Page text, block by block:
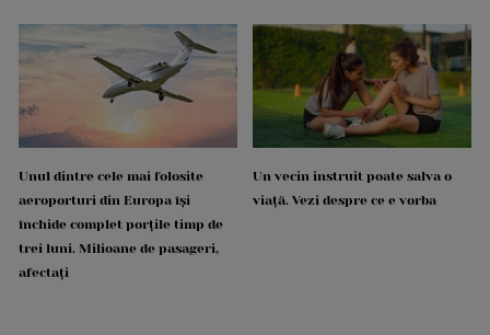
Unul dintre cele mai folosite
aeroporturi din Europa își
închide complet porțile timp de
trei luni. Milioane de pasageri,
afectați
Un vecin instruit poate salva o
viață. Vezi despre ce e vorba